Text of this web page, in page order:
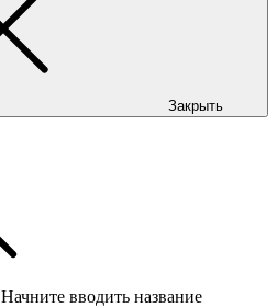
Закрыть
Начните вводить название